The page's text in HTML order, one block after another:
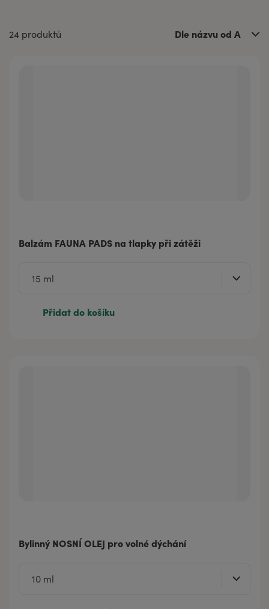
24 produktů Dle názvu od A
Balzám FAUNA PADS na tlapky při zátěži
Přidat do košíku
Bylinný NOSNÍ OLEJ pro volné dýchání